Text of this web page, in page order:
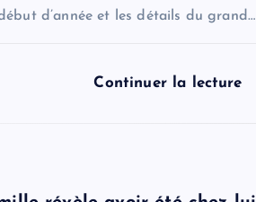
d’année et les détails du grand…
Continuer la lecture